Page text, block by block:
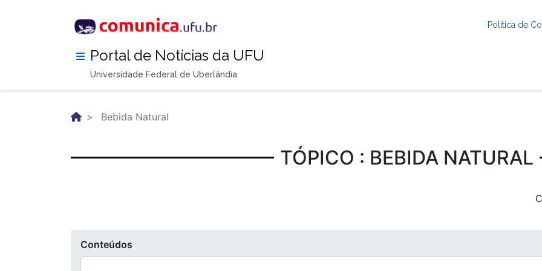
Política de
Portal de Notícias da UFU
Universidade Federal de Uberlândia
Bebida Natural
TÓPICO : BEBIDA NATURAL
Conteúdos